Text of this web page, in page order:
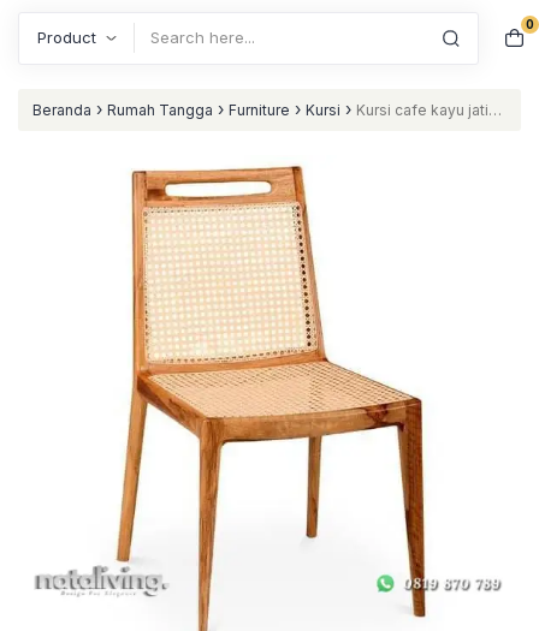
0
Beranda › Rumah Tangga › Furniture › Kursi › Kursi cafe kayu jati